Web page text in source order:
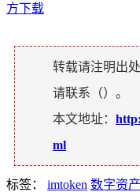
方下载
转载请注明出处
请联系（）。
本文地址：
ml
标签： imtoken 数字资产